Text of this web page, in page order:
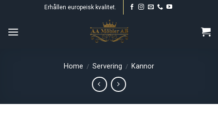
content
Erhållen europeisk kvalitet.
Home / Servering / Kannor